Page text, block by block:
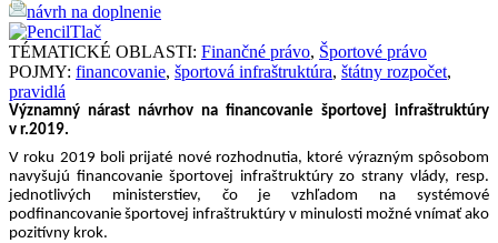
návrh na doplnenie
Tlač
TÉMATICKÉ OBLASTI: Finančné právo, Športové právo
POJMY: financovanie, športová infraštruktúra, štátny rozpočet,
pravidlá
Významný nárast návrhov na financovanie športovej infraštruktúry
v r.2019.
V roku 2019 boli prijaté nové rozhodnutia, ktoré výrazným spôsobom
navyšujú financovanie športovej infraštruktúry zo strany vlády, resp.
jednotlivých ministerstiev, čo je vzhľadom na systémové
podfinancovanie športovej infraštruktúry v minulosti možné vnímať ako
pozitívny krok.